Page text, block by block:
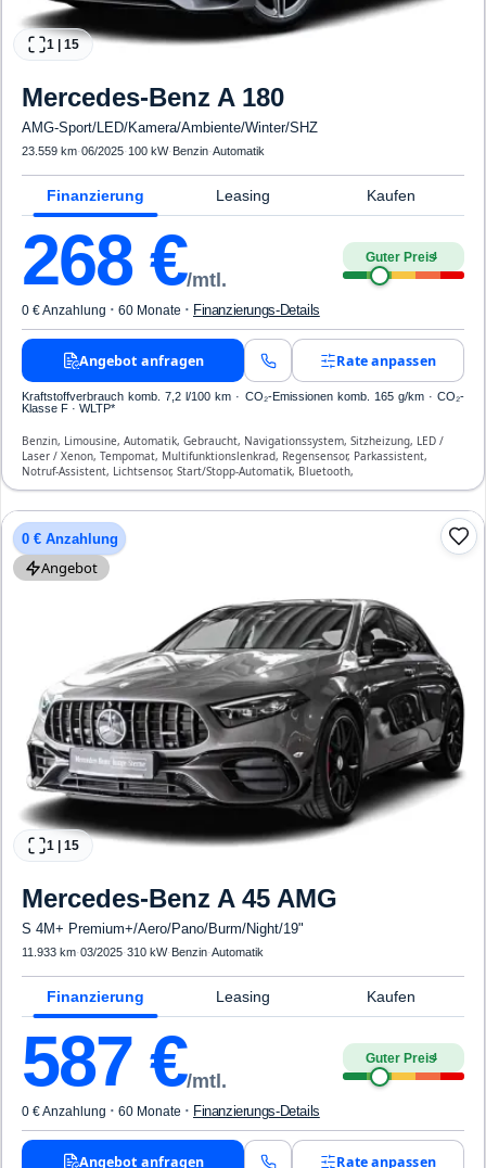
1 15
Mercedes-Benz A 180
AMG-Sport/LED/Kamera/Ambiente/Winter/SHZ
23.559 km·06/2025· 100 kW· Benzin·Automatik
Finanzierung Leasing Kaufen
268€/mtl.
Guter Preis4
0 € Anzahlung · 60 Monate · Finanzierungs-Details
Angebot anfragen Rate anpassen
Kraftstoffverbrauch komb. 7,2 l/100 km · CO₂-Emissionen komb. 165 g/km · CO₂-
Klasse F · WLTP*
Benzin, Limousine, Automatik, Gebraucht, Navigationssystem, Sitzheizung, LED /
Laser / Xenon, Tempomat, Multifunktionslenkrad, Regensensor, Parkassistent,
Notruf-Assistent, Lichtsensor, Start/Stopp-Automatik, Bluetooth,
Freisprecheinrichtung, Verkehrszeichen-Erkennung, ESP, ABS, Klimatisierung, Front-
0 € Anzahlung
Angebot
1 15
Mercedes-Benz A 45 AMG
S 4M+ Premium+/Aero/Pano/Burm/Night/19"
11.933 km·03/2025·310 kW· Benzin·Automatik
Finanzierung Leasing Kaufen
587 €/mtl.
Guter Preis4
0 € Anzahlung · 60 Monate · Finanzierungs-Details
Angebot anfragen Rate anpassen